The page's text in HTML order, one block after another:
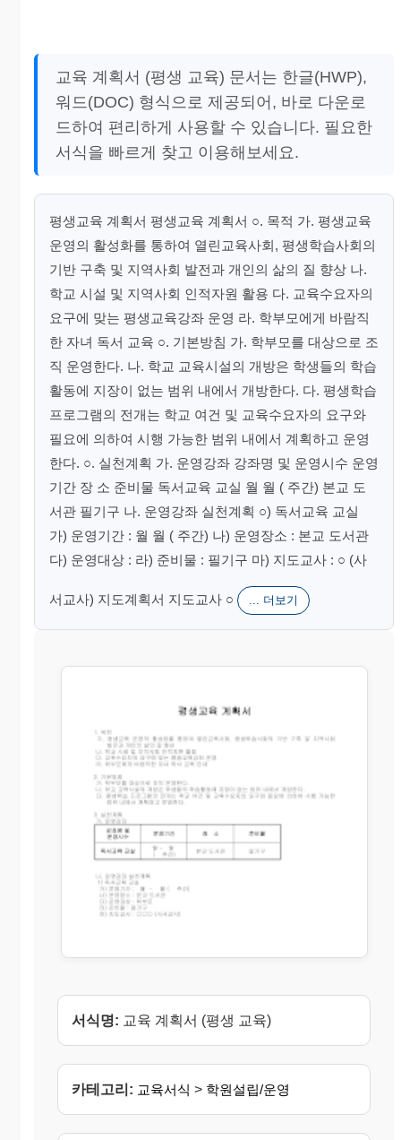
교육 계획서 (평생 교육) 문서는 한글(HWP),
워드(DOC) 형식으로 제공되어, 바로 다운로
드하여 편리하게 사용할 수 있습니다. 필요한
서식을 빠르게 찾고 이용해보세요.
평생교육 계획서 평생교육 계획서 ○. 목적 가. 평생교육
운영의 활성화를 통하여 열린교육사회, 평생학습사회의
기반 구축 및 지역사회 발전과 개인의 삶의 질 향상 나.
학교 시설 및 지역사회 인적자원 활용 다. 교육수요자의
요구에 맞는 평생교육강좌 운영 라. 학부모에게 바람직
한 자녀 독서 교육 ○. 기본방침 가. 학부모를 대상으로 조
직 운영한다. 나. 학교 교육시설의 개방은 학생들의 학습
활동에 지장이 없는 범위 내에서 개방한다. 다. 평생학습
프로그램의 전개는 학교 여건 및 교육수요자의 요구와
필요에 의하여 시행 가능한 범위 내에서 계획하고 운영
한다. ○. 실천계획 가. 운영강좌 강좌명 및 운영시수 운영
기간 장 소 준비물 독서교육 교실 월 월 ( 주간) 본교 도
서관 필기구 나. 운영강좌 실천계획 ○) 독서교육 교실
가) 운영기간 : 월 월 ( 주간) 나) 운영장소 : 본교 도서관
다) 운영대상 : 라) 준비물 : 필기구 마) 지도교사 : ○ (사
서교사) 지도계획서 지도교사 ○ ... 더보기
서식명: 교육 계획서 (평생 교육)
카테고리: 교육서식 > 학원설립/운영